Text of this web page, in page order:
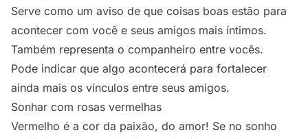
Serve como um aviso de que coisas boas estão para
acontecer com você e seus amigos mais íntimos.
Também representa o companheiro entre vocês.
Pode indicar que algo acontecerá para fortalecer
ainda mais os vínculos entre seus amigos.
Sonhar com rosas vermelhas
Vermelho é a cor da paixão, do amor! Se no sonho